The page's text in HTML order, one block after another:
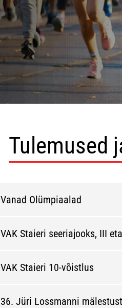
Tulemused
Vanad Olümpiaalad
VAK Staieri seeriajooks, III
VAK Staieri 10-võistlus
36. Jüri Lossmanni